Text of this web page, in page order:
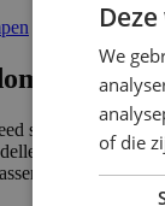
scala aan
die vanaf 10
oplossing
We
of die